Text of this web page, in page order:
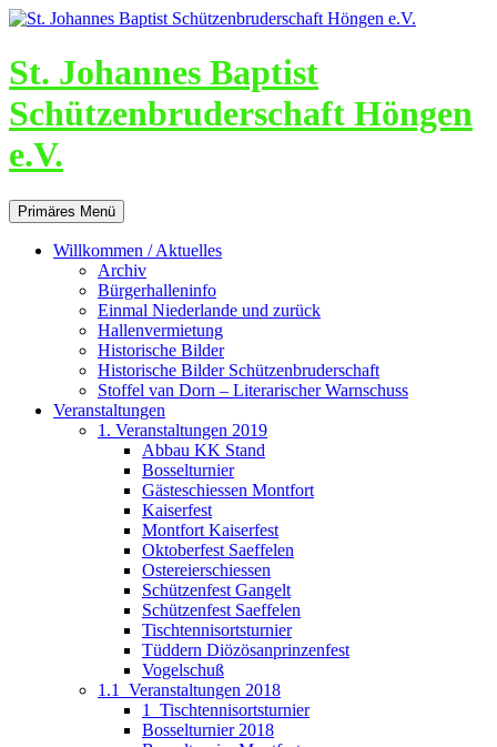
St. Johannes Baptist
Schützenbruderschaft Höngen
e.V.
Suchen
Primäres Menü Zum
Inhalt
springen
Willkommen / Aktuelles
Archiv
Bürgerhalleninfo
Einmal Niederlande und zurück
Hallenvermietung
Historische Bilder
Historische Bilder Schützenbruderschaft
Stoffel van Dorn – Literarischer Warnschuss
Veranstaltungen
1. Veranstaltungen 2019
Abbau KK Stand
Bosselturnier
Gästeschiessen Montfort
Kaiserfest
Montfort Kaiserfest
Oktoberfest Saeffelen
Ostereierschiessen
Schützenfest Gangelt
Schützenfest Saeffelen
Tischtennisortsturnier
Tüddern Diözösanprinzenfest
Vogelschuß
1.1_Veranstaltungen 2018
1_Tischtennisortsturnier
Bosselturnier 2018